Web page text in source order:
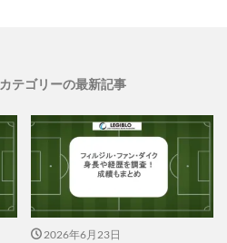
カテゴリーの最新記事
2026年6月23日